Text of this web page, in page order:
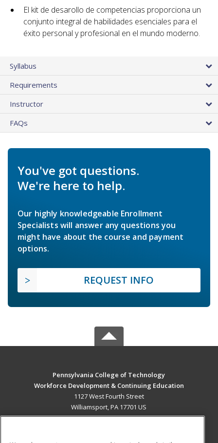
El kit de desarollo de competencias proporciona un
conjunto integral de habilidades esenciales para el
éxito personal y profesional en el mundo moderno.
Syllabus
Requirements
Instructor
FAQs
You've got questions.
We're here to help.
Our highly knowledgeable Enrollment
Specialists will answer any questions you
might have about the course and payment
options.
REQUEST INFO
Pennsylvania College of Technology
Workforce Development & Continuing Education
1127 West Fourth Street
Williamsport, PA 17701 US